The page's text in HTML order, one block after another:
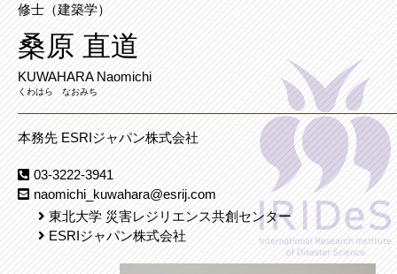
修士（建築学）
桑原 直道
KUWAHARA Naomichi
くわはら なおみち
本務先 ESRIジャパン株式会社
03-3222-3941
naomichi_kuwahara@esrij.com
東北大学 災害レジリエンス共創センター
ESRIジャパン株式会社